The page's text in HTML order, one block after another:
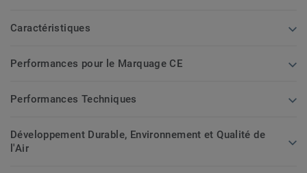
Caractéristiques
Performances pour le Marquage CE
Performances Techniques
Développement Durable, Environnement et Qualité de
l'Air